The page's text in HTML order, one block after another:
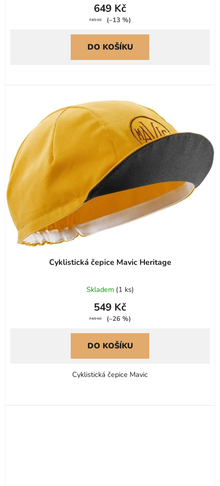
649 Kč
749 Kč (–13 %)
DO KOŠÍKU
Cyklistická čepice Mavic Heritage
Skladem (1 ks)
549 Kč
749 Kč (–26 %)
DO KOŠÍKU
Cyklistická čepice Mavic